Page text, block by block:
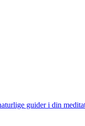
guider i din